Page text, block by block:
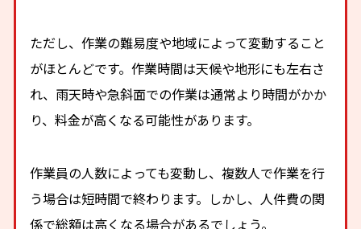
ただし、作業の難易度や地域によって変動すること
がほとんどです。作業時間は天候や地形にも左右さ
れ、雨天時や急斜面での作業は通常より時間がかか
り、料金が高くなる可能性があります。
作業員の人数によっても変動し、複数人で作業を行
う場合は短時間で終わります。しかし、人件費の関
係で総額は高くなる場合があるでしょう。